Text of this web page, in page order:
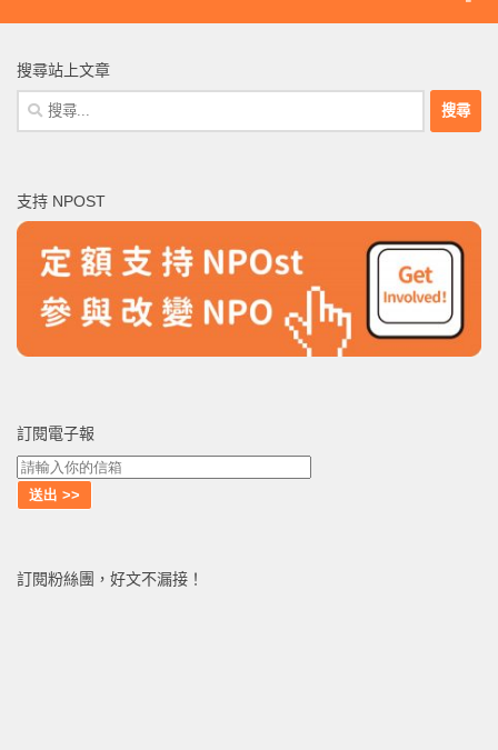
搜尋站上文章
搜
尋
字:
支持 NPOST
訂閱電子報
訂閱粉絲團，好文不漏接！